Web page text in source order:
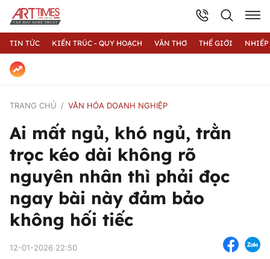
TIN TỨC KIẾN TRÚC - QUY HOẠCH VĂN THƠ THẾ GIỚI
TRANG CHỦ VĂN HÓA DOANH NGHIỆP
Ai mất ngủ, khó ngủ, trằn
trọc kéo dài không rõ
nguyên nhân thì phải đọc
ngay bài này đảm bảo
không hối tiếc
12-01-2026 22:50